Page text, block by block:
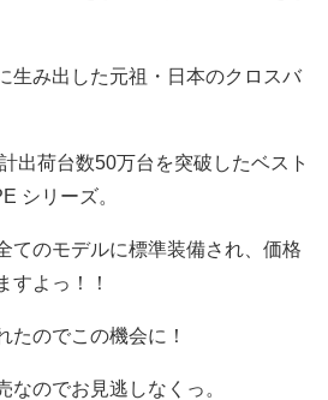
生み出した元祖・日本のクロスバ
出荷台数50万台を突破したベスト
シリーズ。
てのモデルに標準装備され、価格
すよっ！！
たのでこの機会に！
なのでお見逃しなくっ。